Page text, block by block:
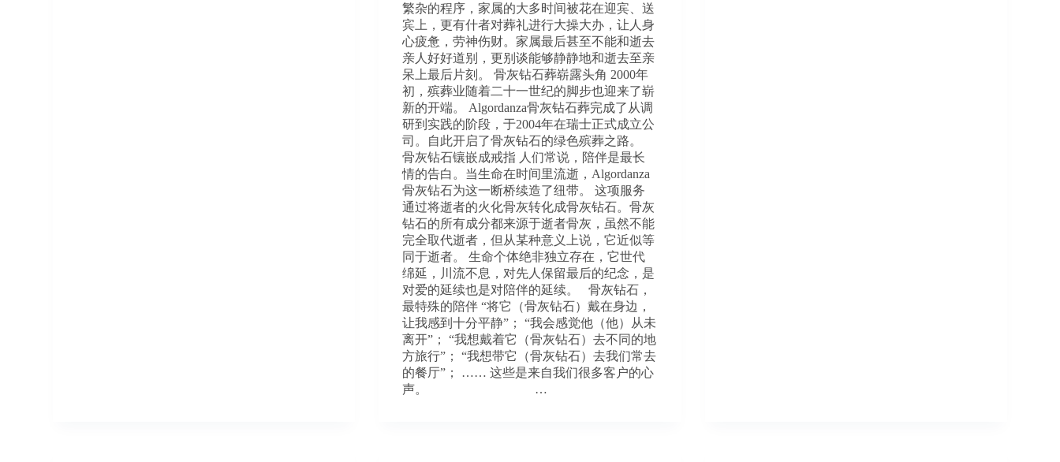
繁杂的程序，家属的大多时间被花在迎宾、送
宾上，更有什者对葬礼进行大操大办，让人身
心疲惫，劳神伤财。家属最后甚至不能和逝去
亲人好好道别，更别谈能够静静地和逝去至亲
呆上最后片刻。 骨灰钻石葬崭露头角 2000年
初，殡葬业随着二十一世纪的脚步也迎来了崭
新的开端。 Algordanza骨灰钻石葬完成了从调
研到实践的阶段，于2004年在瑞士正式成立公
司。自此开启了骨灰钻石的绿色殡葬之路。
骨灰钻石镶嵌成戒指 人们常说，陪伴是最长
情的告白。当生命在时间里流逝，Algordanza
骨灰钻石为这一断桥续造了纽带。 这项服务
通过将逝者的火化骨灰转化成骨灰钻石。骨灰
钻石的所有成分都来源于逝者骨灰，虽然不能
完全取代逝者，但从某种意义上说，它近似等
同于逝者。 生命个体绝非独立存在，它世代
绵延，川流不息，对先人保留最后的纪念，是
对爱的延续也是对陪伴的延续。 骨灰钻石，
最特殊的陪伴 “将它（骨灰钻石）戴在身边，
让我感到十分平静”； “我会感觉他（他）从未
离开”； “我想戴着它（骨灰钻石）去不同的地
方旅行”； “我想带它（骨灰钻石）去我们常去
的餐厅”； …… 这些是来自我们很多客户的心
声。 …